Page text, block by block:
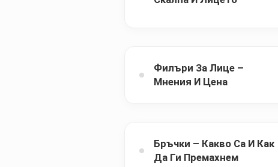
Филъри За Лице –
Мнения И Цена
Бръчки – Какво Са И Как
Да Ги Премахнем